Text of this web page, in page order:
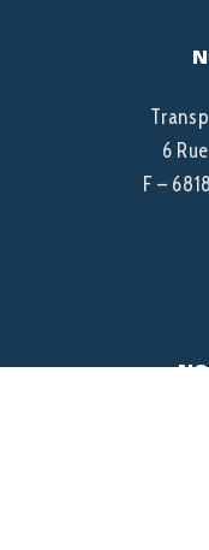
6
F –